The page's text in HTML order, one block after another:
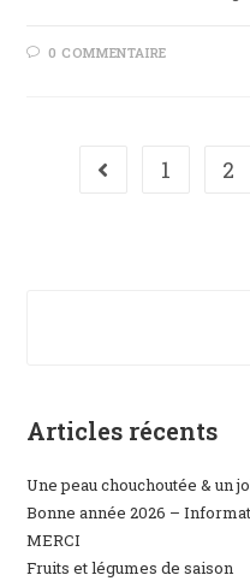
0 COMMENTAIRE
Go to the
1 2
Articles récents
Une peau chouchoutée & un
Bonne année 2026 –
MERCI
Fruits et légumes de saison